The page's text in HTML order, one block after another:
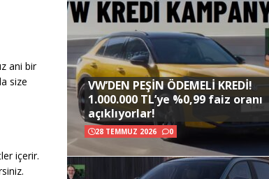
ani bir
size
içerir.
VW’DEN PEŞİN ÖDEMELİ KREDİ!
1.000.000 TL’ye %0,99 faiz oranı
açıklıyorlar!
28 TEMMUZ 2026 0